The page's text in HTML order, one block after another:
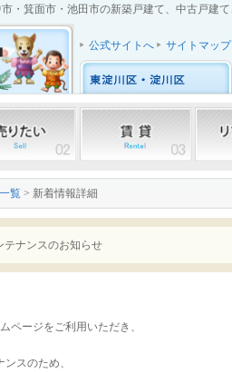
市・箕面市・池田市の新築戸建て、中古戸建
公式サイトへ サイトマップ
覧 > 新着情報詳細
テナンスのお知らせ
ページをご利用いただき、
スのため、